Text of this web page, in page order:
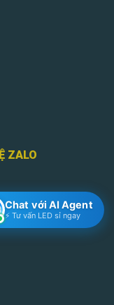
ZALO
Chat với AI Agent
⚡ Tư vấn LED sỉ ngay